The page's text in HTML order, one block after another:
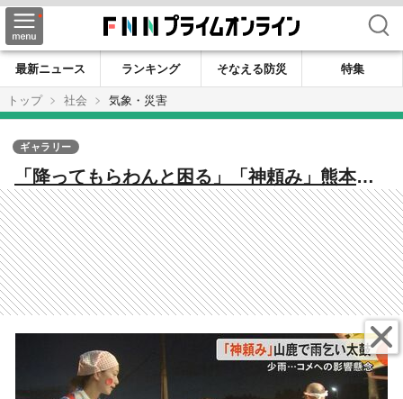
検索
最新ニュース ランキング そなえる防災
特集
トップ
社会 気象・災害
「降ってもらわんと困る」「神頼み」熊本・
山鹿市の集落で本気の『雨乞い太鼓』 コメ
農家には厳しい少雨の夏 しかし一転、警報
級の大雨の恐れも
ギャラリー